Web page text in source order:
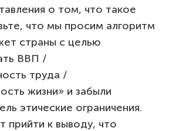
о том, что такое
что мы просим алгоритм
страны с целью
ВВП /
труда /
жизни» и забыли
этические ограничения.
прийти к выводу, что